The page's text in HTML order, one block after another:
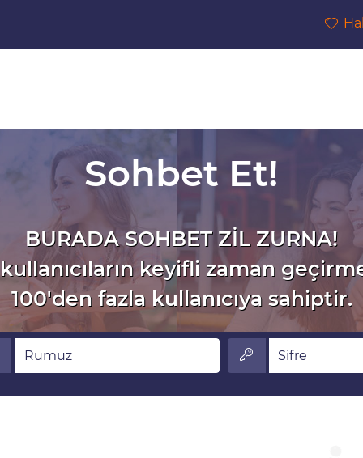
Sohbet Et!
BURADA SOHBET ZİL ZURNA!
keyifli zaman
100'den fazla kullanıcıya sahiptir.
Sifre